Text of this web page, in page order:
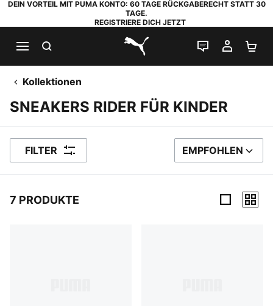
DEIN VORTEIL MIT PUMA KONTO: 60 TAGE RÜCKGABERECHT STATT 30
TAGE.
REGISTRIERE DICH JETZT
PUMA.com
LIVE-CHAT
MEIN
Kollektionen
SNEAKERS RIDER FÜR KINDER
FILTER SORTIEREN NACH
EMPFOHLEN
7 PRODUKTE